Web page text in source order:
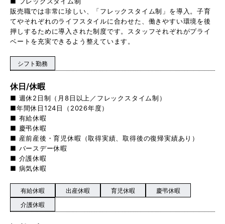
販売職では非常に珍しい、「フレックスタイム制」を導入。子育
てやそれぞれのライフスタイルに合わせた、働きやすい環境を後
押しするために導入された制度です。スタッフそれぞれがプライ
ベートを充実できるよう整えています。
シフト勤務
休日/休暇
■ 週休2日制（月8日以上／フレックスタイム制）
■年間休日124日（2026年度）
■ 有給休暇
■ 慶弔休暇
■ 産前産後・育児休暇（取得実績、取得後の復帰実績あり）
■ バースデー休暇
■ 介護休暇
■ 病気休暇
有給休暇 出産休暇 育児休暇
慶弔休暇
介護休暇